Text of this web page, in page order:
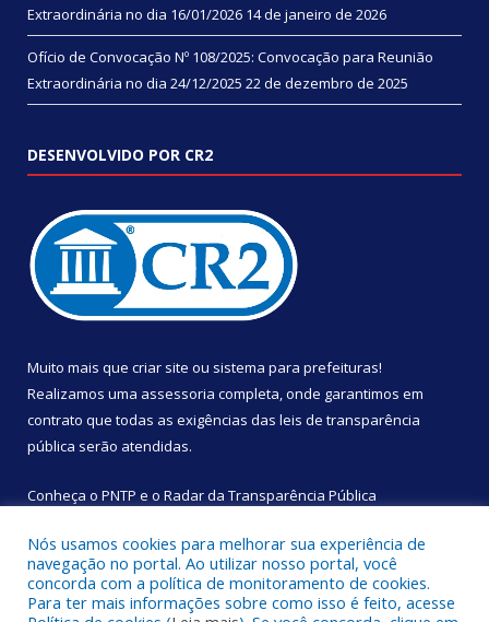
Extraordinária no dia 16/01/2026 14 de janeiro de 2026
Ofício de Convocação Nº 108/2025: Convocação para Reunião
Extraordinária no dia 24/12/2025 22 de dezembro de 2025
DESENVOLVIDO POR CR2
Muito mais que criar site ou sistema para prefeituras!
Realizamos uma assessoria completa, onde garantimos em
contrato que todas as exigências das leis de transparência
pública serão atendidas.
Conheça o PNTP e o Radar da Transparência Pública
Todos os direitos reservados a Câmara Municipal de São
Nós usamos cookies para melhorar sua experiência de
navegação no portal. Ao utilizar nosso portal, você
concorda com a política de monitoramento de cookies.
Para ter mais informações sobre como isso é feito, acesse